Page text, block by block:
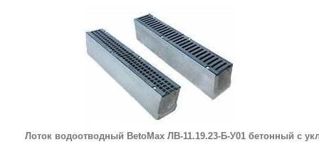
Лоток водоотводный BetoMax ЛВ-11.19.23-Б-У01 бетонный с